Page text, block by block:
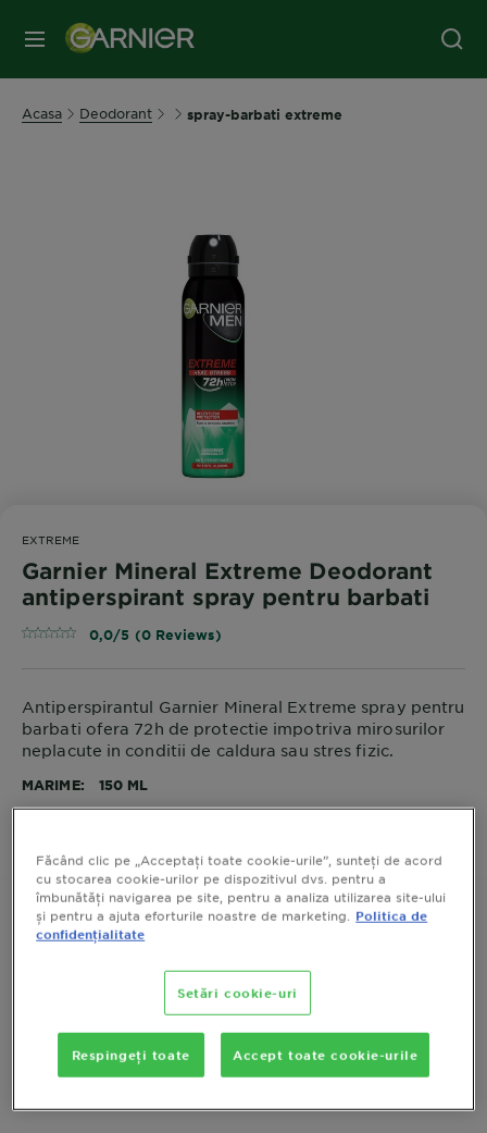
MENIU
Acasa Deodorant spray-barbati extreme
EXTREME
Garnier Mineral Extreme Deodorant
antiperspirant spray pentru barbati
0,0/5 (0 Reviews)
Antiperspirantul Garnier Mineral Extreme spray pentru
barbati ofera 72h de protectie impotriva mirosurilor
neplacute in conditii de caldura sau stres fizic.
MARIME 150 ML
CLOSE SUBPANEL
Utilizare
CLOSE SUBPANEL
Făcând clic pe „Acceptați toate cookie-urile”, sunteți de acord
cu stocarea cookie-urilor pe dispozitivul dvs. pentru a
îmbunătăți navigarea pe site, pentru a analiza utilizarea site-ului
și pentru a ajuta eforturile noastre de marketing.
Politica de
confidențialitate
Setări cookie-uri
Respingeți toate Accept toate cookie-urile